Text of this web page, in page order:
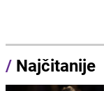
/ Najčitanije